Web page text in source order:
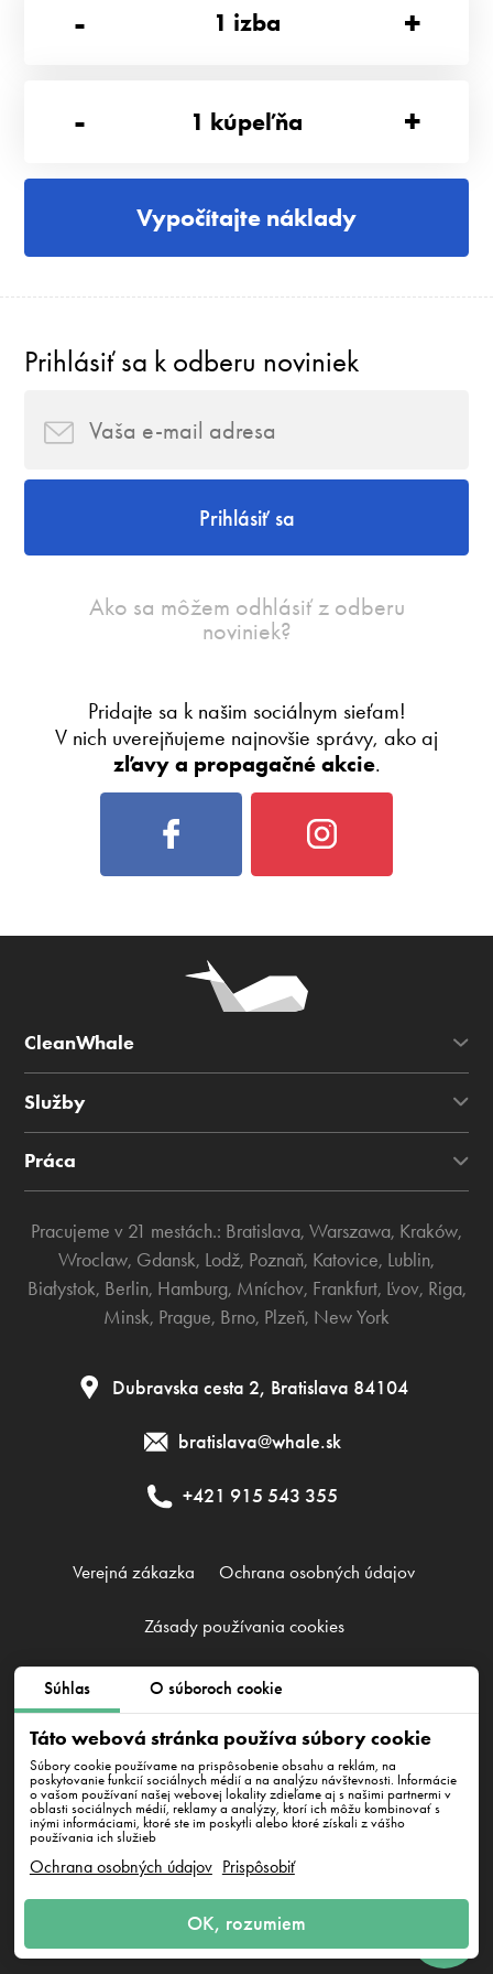
Súhlas O súboroch cookie
Táto webová stránka používa súbory cookie
Súbory cookie používame na prispôsobenie obsahu a reklám, na
poskytovanie funkcií sociálnych médií a na analýzu návštevnosti. Informácie
o vašom používaní našej webovej lokality zdieľame aj s našimi partnermi v
oblasti sociálnych médií, reklamy a analýzy, ktorí ich môžu kombinovať s
inými informáciami, ktoré ste im poskytli alebo ktoré získali z vášho
používania ich služieb
Ochrana osobných údajov Prispôsobiť
OK, rozumiem
-
1 izba +
- 1 kúpeľňa +
Vypočítajte náklady
Prihlásiť sa k odberu noviniek
Prihlásiť sa
Ako sa môžem odhlásiť z odberu
noviniek?
Pridajte sa k našim sociálnym sieťam!
V nich uverejňujeme najnovšie správy, ako aj
zľavy a propagačné akcie.
CleanWhale
Služby
Práca
Pracujeme v 21 mestách.: Bratislava, Warszawa, Kraków,
Wroclaw, Gdansk, Lodž, Poznaň, Katovice, Lublin,
Białystok, Berlin, Hamburg, Mníchov, Frankfurt, Ľvov, Riga,
Minsk, Prague, Brno, Plzeň, New York
Dubravska cesta 2, Bratislava 84104
bratislava@whale.sk
+421 915 543 355
Verejná zákazka Ochrana osobných údajov
Zásady používania cookies
EMFI GROUP, s. r. o., IČO 52526941, DIČ 2121092325
Karpatské námestie 7770/10A 831 06 Bratislava - mestská časť
Rača
Napíšte nám